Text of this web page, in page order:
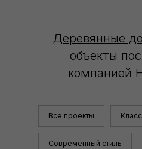
Деревянные
объекты
компанией
Все проекты
Современный стиль